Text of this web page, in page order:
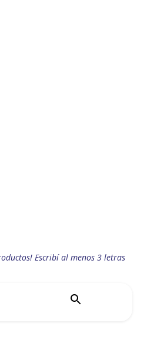
Escribí al menos 3 letras